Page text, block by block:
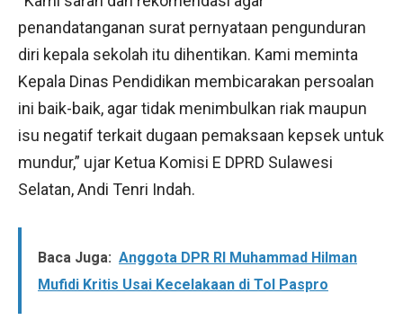
penandatanganan surat pernyataan pengunduran
diri kepala sekolah itu dihentikan. Kami meminta
Kepala Dinas Pendidikan membicarakan persoalan
ini baik-baik, agar tidak menimbulkan riak maupun
isu negatif terkait dugaan pemaksaan kepsek untuk
mundur,” ujar Ketua Komisi E DPRD Sulawesi
Selatan, Andi Tenri Indah.
Baca Juga: Anggota DPR RI Muhammad Hilman
Mufidi Kritis Usai Kecelakaan di Tol Paspro